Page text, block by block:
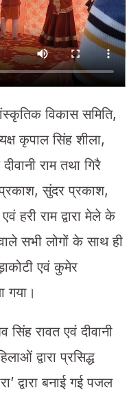
विकास समिति,
कृपाल सिंह शीला,
राम तथा गिरै
सुंदर प्रकाश,
हरी राम द्वारा मेले के
सभी लोगों के साथ ही
एवं कुमेर
गया।
रावत एवं दीवानी
द्वारा प्रसिद्ध
द्वारा बनाई गई पजल